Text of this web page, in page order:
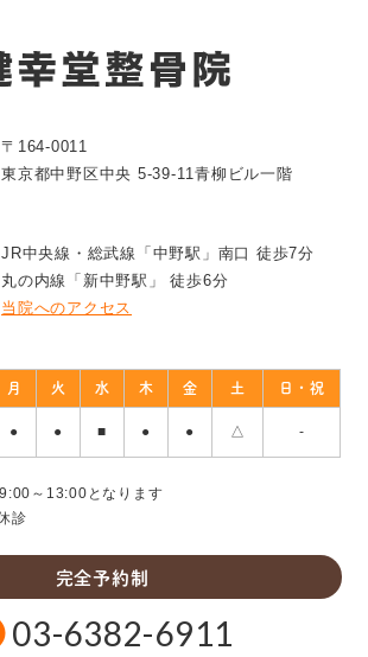
〒164-0011
東京都中野区中央 5-39-11青柳ビル一階
JR中央線・総武線「中野駅」南口 徒歩7分
丸の内線「新中野駅」 徒歩6分
当院へのアクセス
月 火 水 木 金 土 日・祝
● ● ■ ● ● △
～13:00となります
診
完全予約制
03-6382-6911